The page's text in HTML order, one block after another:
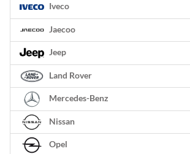
Iveco
Jaecoo
Jeep
Land Rover
Mercedes-Benz
Nissan
Opel